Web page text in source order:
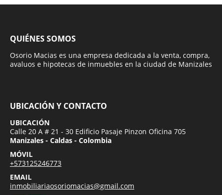
QUIÉNES SOMOS
Osorio Macias es una empresa dedicada a la venta, compra,
avaluos e hipotecas de inmuebles en la ciudad de Manizales
UBICACIÓN Y CONTACTO
UBICACIÓN
Calle 20 A # 21 - 30 Edificio Pasaje Pinzon Oficina 705
Manizales - Caldas - Colombia
MÓVIL
+573125246773
EMAIL
inmobiliariaosoriomacias@gmail.com